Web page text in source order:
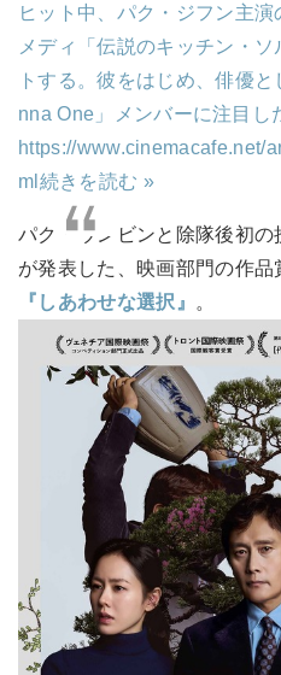
ヒット中、パク・ジフン主
メディ「伝説のキッチン・
トする。彼をはじめ、俳優
nna One」メンバーに注目し
https://www.cinemacafe.net/
ml 続きを読む »
パク・ウンビンと除隊後初
が発表した、映画部門の作
『しあわせな選択』
。